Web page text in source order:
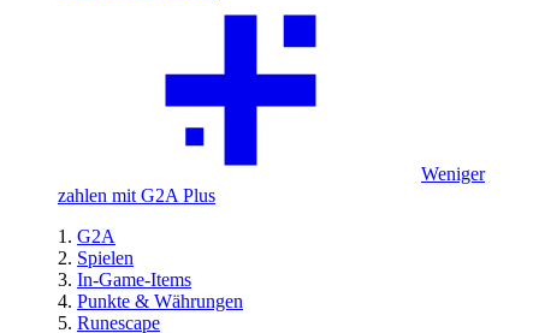
Weniger
zahlen mit G2A Plus
G2A
Spielen
In-Game-Items
Punkte & Währungen
Runescape